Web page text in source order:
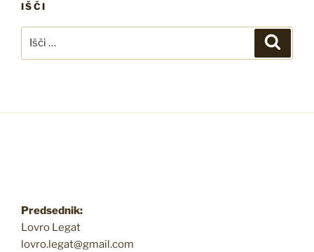
IŠČI
Predsednik:
Lovro Legat
lovro.legat@gmail.com